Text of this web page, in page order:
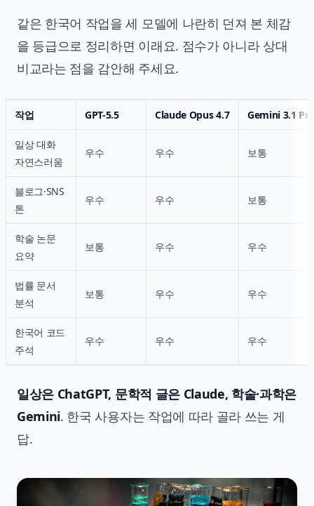
같은 한국어 작업을 세 모델에 나란히 던져 본 체감
을 등급으로 정리하면 이래요. 점수가 아니라 상대
비교라는 점을 감안해 주세요.
작업 GPT-5.5 Claude Opus 4.7 Gemini 3.1
일상 대화
자연스러움
우수 우수 보통
블로그·SNS
톤
우수 우수 보통
학술 논문
요약
보통 우수 우수
법률 문서
분석
보통 우수 우수
한국어 코드
주석
우수 우수 우수
일상은 ChatGPT, 문학적 글은 Claude, 학술·과학은
Gemini. 한국 사용자는 작업에 따라 골라 쓰는 게
답.